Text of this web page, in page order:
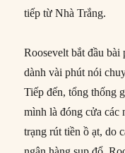
tiếp từ Nhà Trắng.
Roosevelt bắt đầu
dành vài phút nói
Tiếp đến, tổng thống
mình là đóng cửa các
trạng rút tiền ồ ạt, do